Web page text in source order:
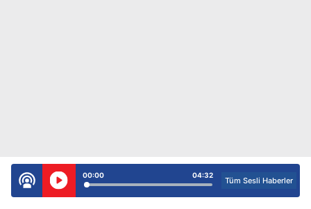
04:32
00:00
Tüm Sesli Haberler